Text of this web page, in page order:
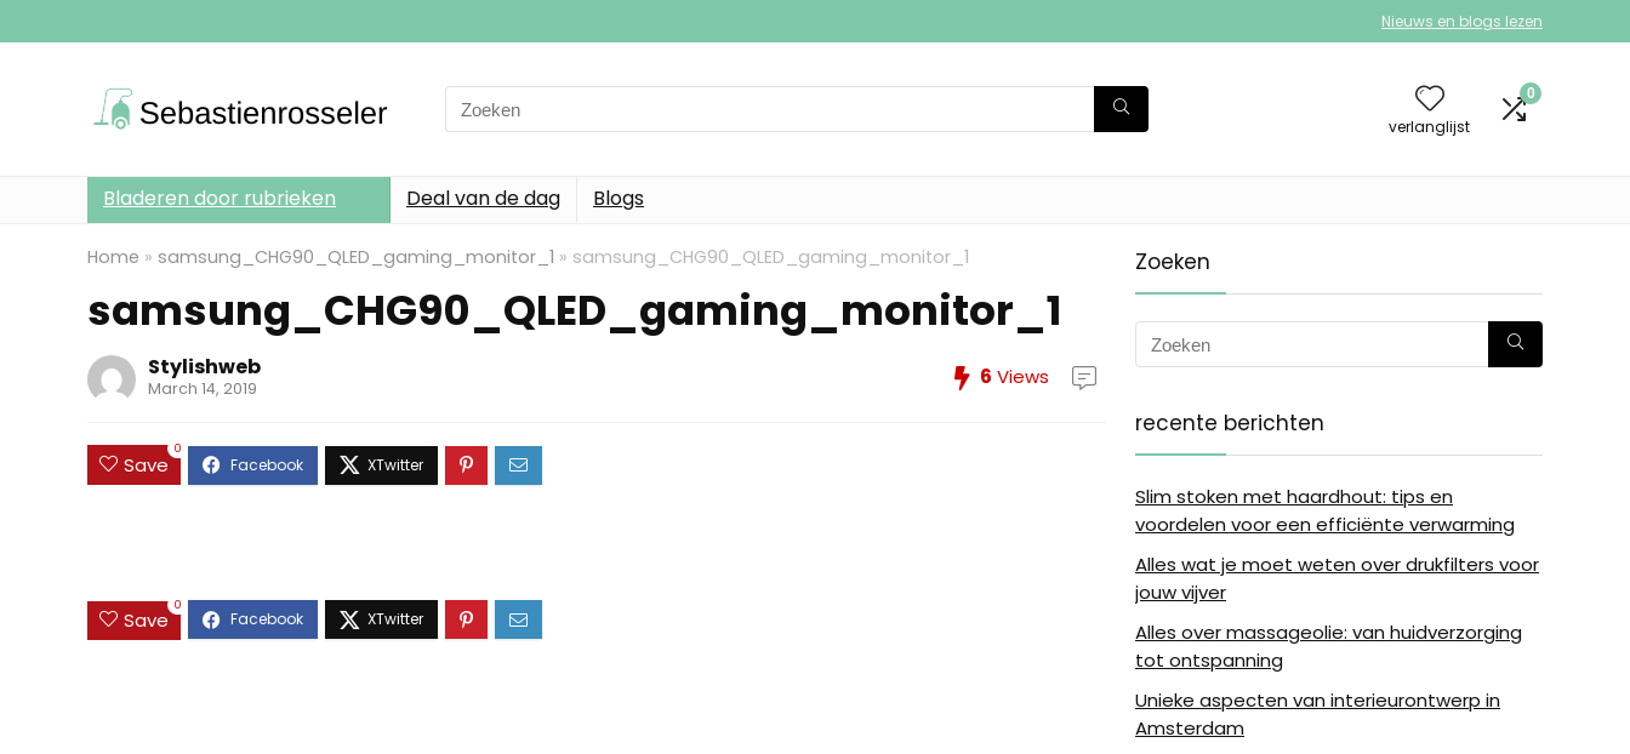
Nieuws en blogs lezen
Search
for:
verlanglijst
0
Bladeren door rubrieken Deal van de dag Blogs
Home » samsung_CHG90_QLED_gaming_monitor_1 » samsung_CHG90_QLED_gaming_monitor_1
samsung_CHG90_QLED_gaming_monitor_1
Stylishweb
March 14, 2019 6 Views
Save
0
Save
0
Zoeken
recente berichten
Slim stoken met haardhout: tips en
voordelen voor een efficiënte verwarming
Alles wat je moet weten over drukfilters voor
jouw vijver
Alles over massageolie: van huidverzorging
tot ontspanning
Unieke aspecten van interieurontwerp in
Amsterdam